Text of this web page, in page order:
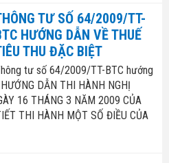
TƯ SỐ 64/2009/TT-
HƯỚNG DẪN VỀ THUẾ
THU ĐẶC BIỆT
tư số 64/2009/TT-BTC hướng
DẪN THI HÀNH NGHỊ
16 THÁNG 3 NĂM 2009 CỦA
THI HÀNH MỘT SỐ ĐIỀU CỦA